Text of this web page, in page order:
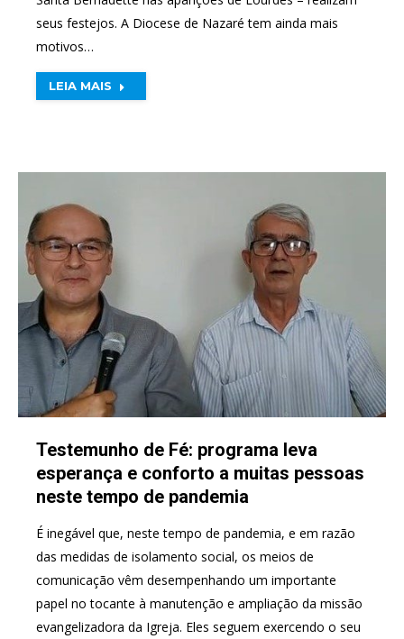
seus festejos. A Diocese de Nazaré tem ainda mais
motivos…
LEIA MAIS
Testemunho de Fé: programa leva
esperança e conforto a muitas pessoas
neste tempo de pandemia
É inegável que, neste tempo de pandemia, e em razão
das medidas de isolamento social, os meios de
comunicação vêm desempenhando um importante
papel no tocante à manutenção e ampliação da missão
evangelizadora da Igreja. Eles seguem exercendo o seu